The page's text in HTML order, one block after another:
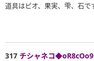
ニズゼルファ(大魔王級)
道具はピオ、果実、雫、石で
317 チシャネコ